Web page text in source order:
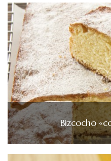
Bizcocho